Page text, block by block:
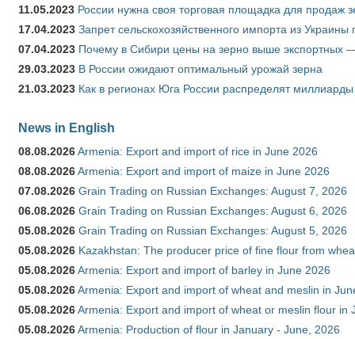
11.05.2023 России нужна своя торговая площадка для продаж
17.04.2023 Запрет сельскохозяйственного импорта из
07.04.2023 Почему в Сибири цены на зерно выше экспортных
29.03.2023 В России ожидают оптимальный урожай зерна
21.03.2023 Как в регионах Юга России распределят
News in English
08.08.2026Armenia: Export and import of rice in June 2026
08.08.2026Armenia: Export and import of maize in June 2026
07.08.2026 Grain Trading on Russian Exchanges: August 7, 2026
06.08.2026 Grain Trading on Russian Exchanges: August 6, 2026
05.08.2026 Grain Trading on Russian Exchanges: August 5, 2026
05.08.2026 Kazakhstan: The producer price of fine flour from
05.08.2026Armenia: Export and import of barley in June 2026
05.08.2026Armenia: Export and import of wheat and meslin in
05.08.2026Armenia: Export and import of wheat or meslin flour in
05.08.2026Armenia: Production of flour in January - June, 2026